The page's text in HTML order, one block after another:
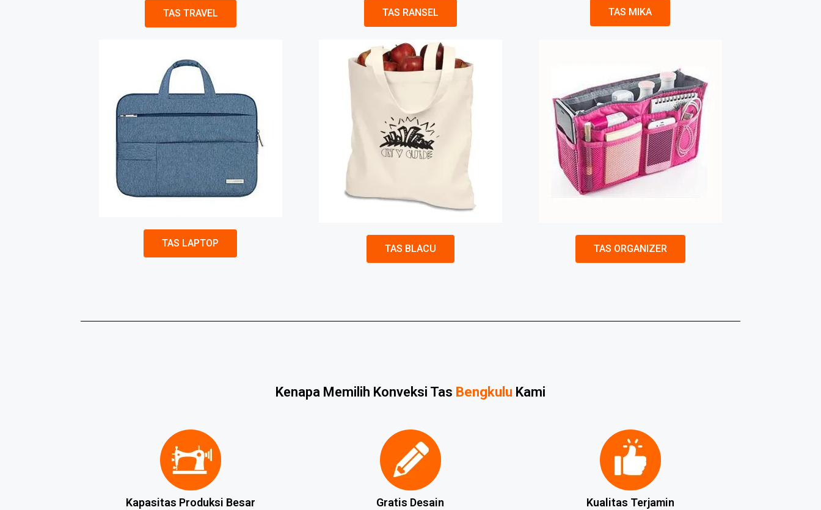
TAS TRAVEL TAS RANSEL TAS MIKA
TAS LAPTOP TAS BLACU TAS ORGANIZER
Kenapa Memilih Konveksi Tas Bengkulu Kami
Kapasitas Produksi Besar Gratis Desain Kualitas Terjamin